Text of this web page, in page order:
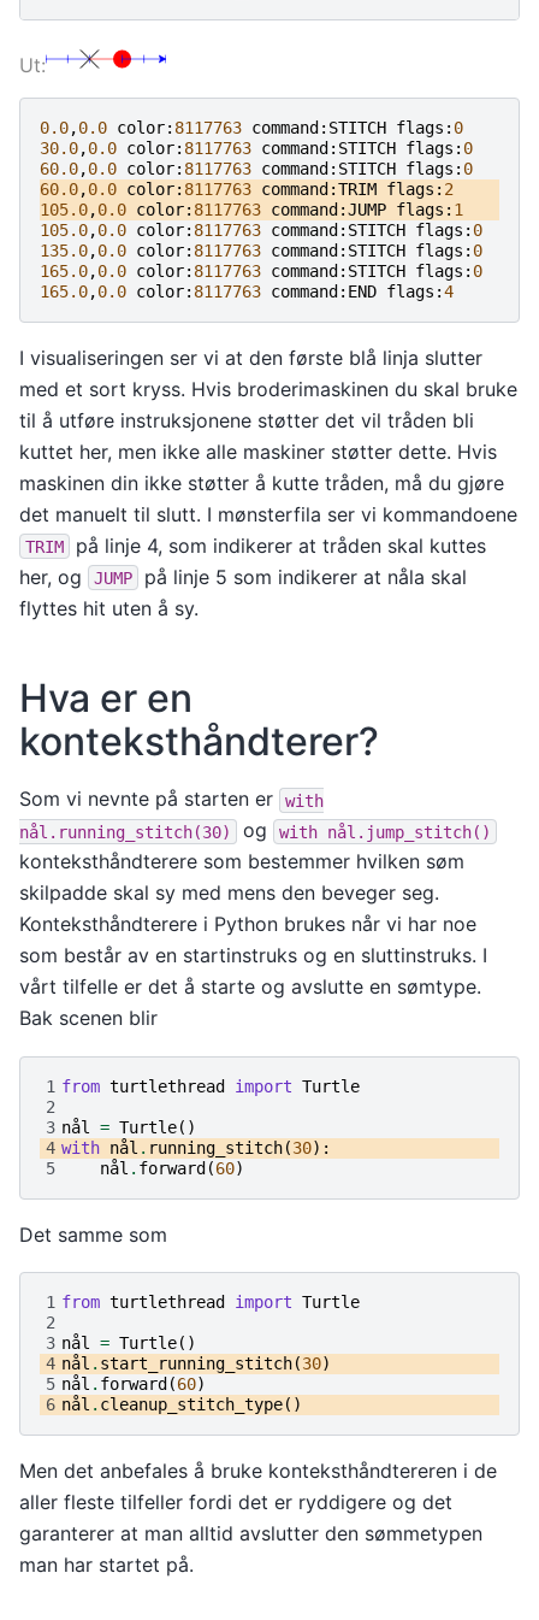
0.0,0.0 color: 8117763 command : STITCH flags : 0
30.0,0.0 color: 8117763 command : STITCH flags : 0
60.0,0.0 color: 8117763 command : STITCH flags : 0
60.0,0.0 color: 8117763 command :TRIM flags : 2
105.0,0.0 color: 8117763 command :JUMP flags : 1
105.0,0.0 color: 8117763 command : STITCH flags : 0
135.0,0.0 color: 8117763 command : STITCH flags : 0
165.0,0.0 color: 8117763 command : STITCH flags : 0
165.0,0.0 color: 8117763 command : END flags :4
I visualiseringen ser vi at den første blå linja slutter
med et sort kryss. Hvis broderimaskinen du skal bruke
til å utføre instruksjonene støtter det vil tråden bli
kuttet her, men ikke alle maskiner støtter dette. Hvis
maskinen din ikke støtter å kutte tråden, må du gjøre
det manuelt til slutt. I mønsterfila ser vi kommandoene
TRIM
på linje 4, som indikerer at tråden skal kuttes
her, og
JUMP
på linje 5 som indikerer at nåla skal
flyttes hit uten å sy.
Hva er en
konteksthåndterer?
Som vi nevnte på starten er
with
nål.running_stitch(30)
og with nål.jump_stitch()
konteksthåndterere som bestemmer hvilken søm
skilpadde skal sy med mens den beveger seg.
Konteksthåndterere i Python brukes når vi har noe
som består av en startinstruks og en sluttinstruks. I
vårt tilfelle er det å starte og avslutte en sømtype.
Bak scenen blir
1 from turtlethread import Turtle
2
3 nål = Turtle()
4 with nål . running_stitch(30):
5
nål . forward (60)
Det samme som
1 from turtlethread import Turtle
2
3 nål = Turtle()
4 nål . start_running_stitch(30)
5 nål . forward (60)
6 nål . cleanup_stitch_type()
Men det anbefales å bruke konteksthåndtereren i de
aller fleste tilfeller fordi det er ryddigere og det
garanterer at man alltid avslutter den sømmetypen
man har startet på.